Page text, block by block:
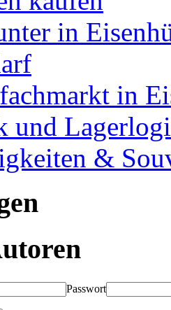
in
in
und
&
Passwort